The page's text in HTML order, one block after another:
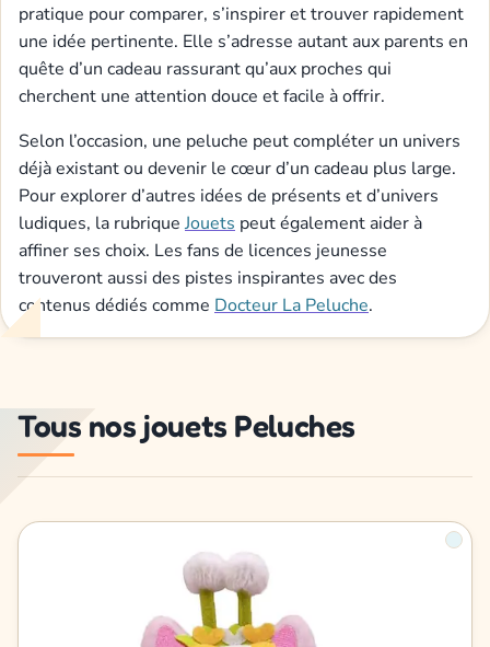
pratique pour comparer, s’inspirer et trouver rapidement
une idée pertinente. Elle s’adresse autant aux parents en
quête d’un cadeau rassurant qu’aux proches qui
cherchent une attention douce et facile à offrir.
Selon l’occasion, une peluche peut compléter un univers
déjà existant ou devenir le cœur d’un cadeau plus large.
Pour explorer d’autres idées de présents et d’univers
ludiques, la rubriqueJouets peut également aider à
affiner ses choix. Les fans de licences jeunesse
trouveront aussi des pistes inspirantes avec des
contenus dédiés comme Docteur La Peluche.
Tous nos jouets Peluches